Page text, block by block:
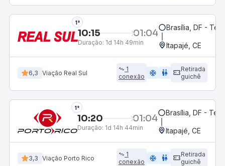
1°
10:15 01:04
Duração: 1d 14h 49min
Brasília, DF -
Itapajé, CE
6,3 Viação Real Sul
1
conexão
ac_unit wc
Retirada
guichê
1°
10:20 01:04
Duração: 1d 14h 44min
Brasília, DF -
Itapajé, CE
3,3 Viação Porto Rico
1
conexão
ac_unit wc
Retirada
guichê